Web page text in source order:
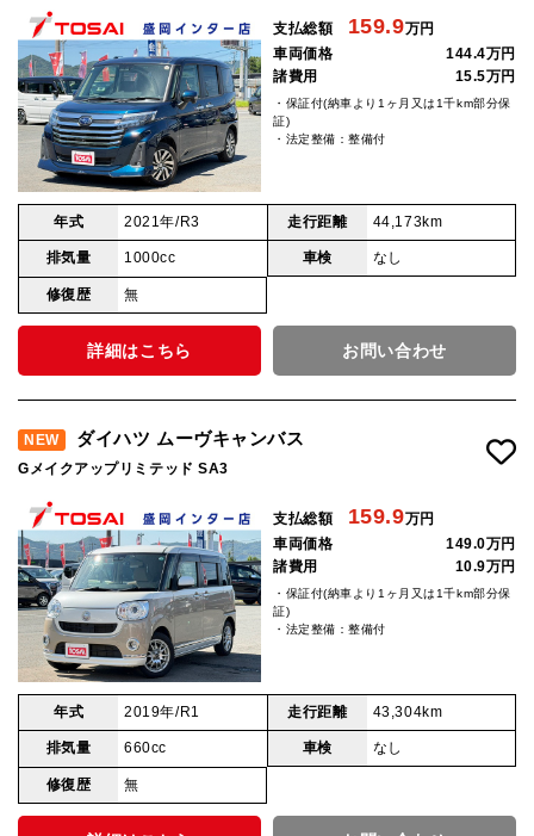
支払総額 159.9万円
車両価格
144.4万円
諸費用
15.5万円
・保証付(納車より1ヶ月又は1千km部分保
証)
・法定整備：整備付
年式 2021年/R3 走行距離 44,173km
排気量 1000cc 車検 なし
修復歴 無
詳細はこちら お問い合わせ
NEW ダイハツ ムーヴキャンバス
Gメイクアップリミテッド SA3
支払総額 159.9万円
車両価格
149.0万円
諸費用
10.9万円
・保証付(納車より1ヶ月又は1千km部分保
証)
・法定整備：整備付
年式 2019年/R1 走行距離 43,304km
排気量 660cc 車検 なし
修復歴 無